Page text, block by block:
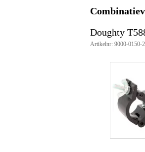
Kleur:
TÜV
Doughty
Artikelnr: 9000-0150-